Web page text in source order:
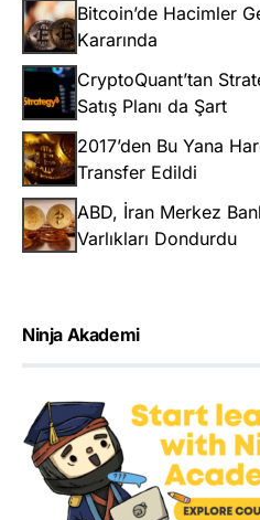
Bitcoin’de Hacimler
Kararında
CryptoQuant’tan
Satış Planı da Şart
2017’den Bu Yana
Transfer Edildi
ABD, İran Merkez
Varlıkları Dondurdu
Ninja Akademi